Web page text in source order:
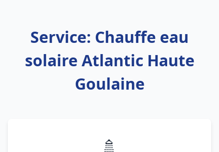
Service: Chauffe eau
solaire Atlantic Haute
Goulaine
🚿